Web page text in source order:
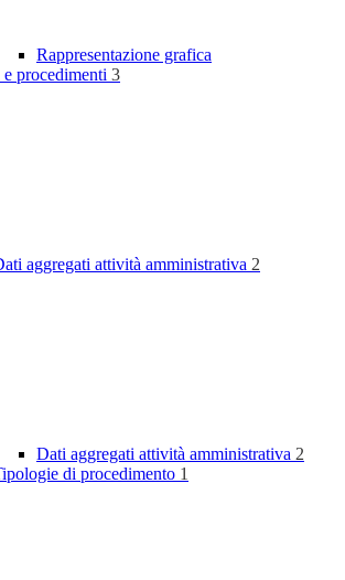
Rappresentazione grafica
procedimenti 3
aggregati attività amministrativa 2
Dati aggregati attività amministrativa 2
di procedimento 1